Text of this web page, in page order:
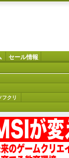
セール情報
フクリ